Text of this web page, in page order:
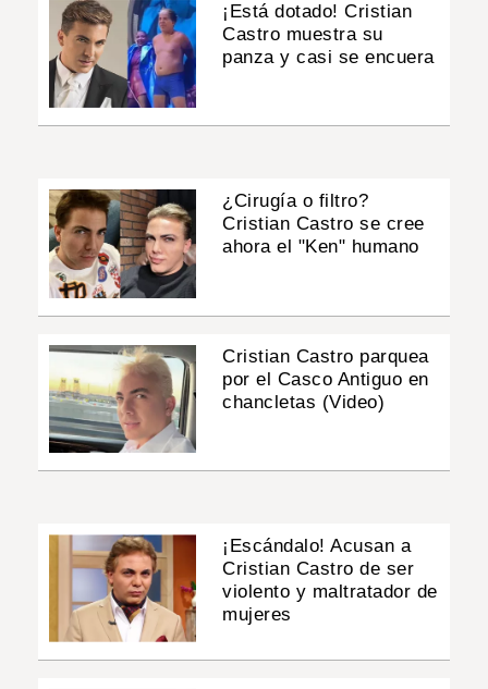
¡Está dotado! Cristian
Castro muestra su
panza y casi se encuera
¿Cirugía o filtro?
Cristian Castro se cree
ahora el "Ken" humano
Cristian Castro parquea
por el Casco Antiguo en
chancletas (Video)
¡Escándalo! Acusan a
Cristian Castro de ser
violento y maltratador de
mujeres